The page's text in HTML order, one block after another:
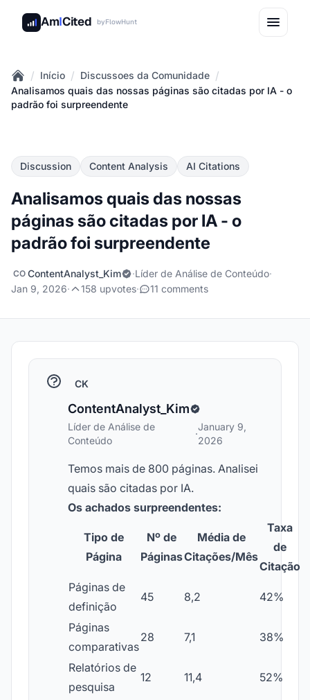
AmICited byFlowHunt
Home
/ Início / Discussoes da Comunidade /
Analisamos quais das nossas páginas são citadas por IA - o
padrão foi surpreendente
Discussion Content Analysis AI Citations
Analisamos quais das nossas
páginas são citadas por IA - o
padrão foi surpreendente
CO ContentAnalyst_Kim ·Líder de Análise de Conteúdo·
Jan 9, 2026· 158 upvotes· 11 comments
CK
ContentAnalyst_Kim
Líder de Análise de
Conteúdo
·
January 9,
2026
Temos mais de 800 páginas. Analisei
quais são citadas por IA.
Os achados surpreendentes:
Tipo de
Página
Nº de
Páginas
Média de
Citações/Mês
Taxa
de
Citação
Páginas de
definição
45 8,2 42%
Páginas
comparativas
28 7,1 38%
Relatórios de
pesquisa
12 11,4 52%